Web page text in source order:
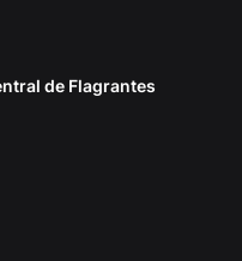
de Flagrantes